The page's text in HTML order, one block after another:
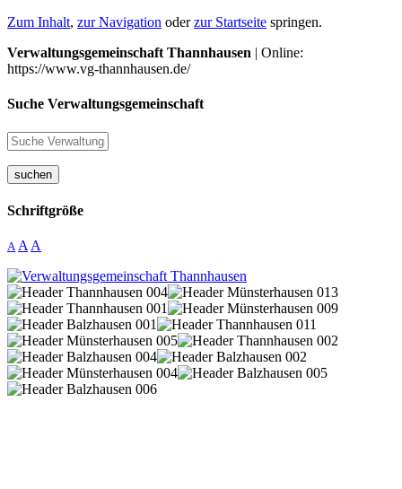
Zum Inhalt, zur Navigation oderzur Startseite springen.
Verwaltungsgemeinschaft Thannhausen | Online:
https://www.vg-thannhausen.de/
Suche Verwaltungsgemeinschaft
suchen
Schriftgröße
A A A